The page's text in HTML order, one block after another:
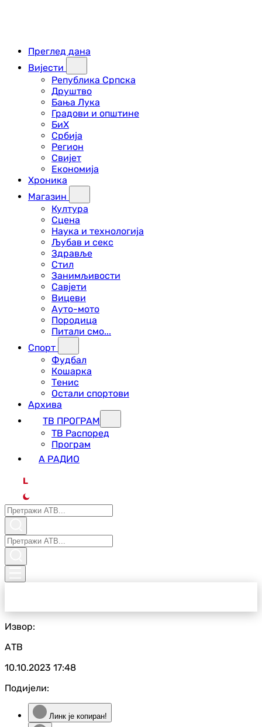
Преглед дана
Вијести
Република Српска
Друштво
Бања Лука
Градови и општине
БиХ
Србија
Регион
Свијет
Економија
Хроника
Магазин
Култура
Сцена
Наука и технологија
Љубав и секс
Здравље
Стил
Занимљивости
Савјети
Вицеви
Ауто-мото
Породица
Питали смо...
Спорт
Фудбал
Кошарка
Тенис
Остали спортови
Архива
ТВ ПРОГРАМ
ТВ Распоред
Програм
А РАДИО
L
Извор:
АТВ
10.10.2023 17:48
Подијели:
Линк је копиран!